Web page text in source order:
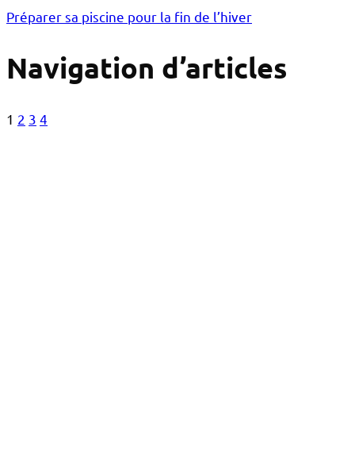
Préparer sa piscine pour la fin de l’hiver
Navigation d’articles
1 2 3 4